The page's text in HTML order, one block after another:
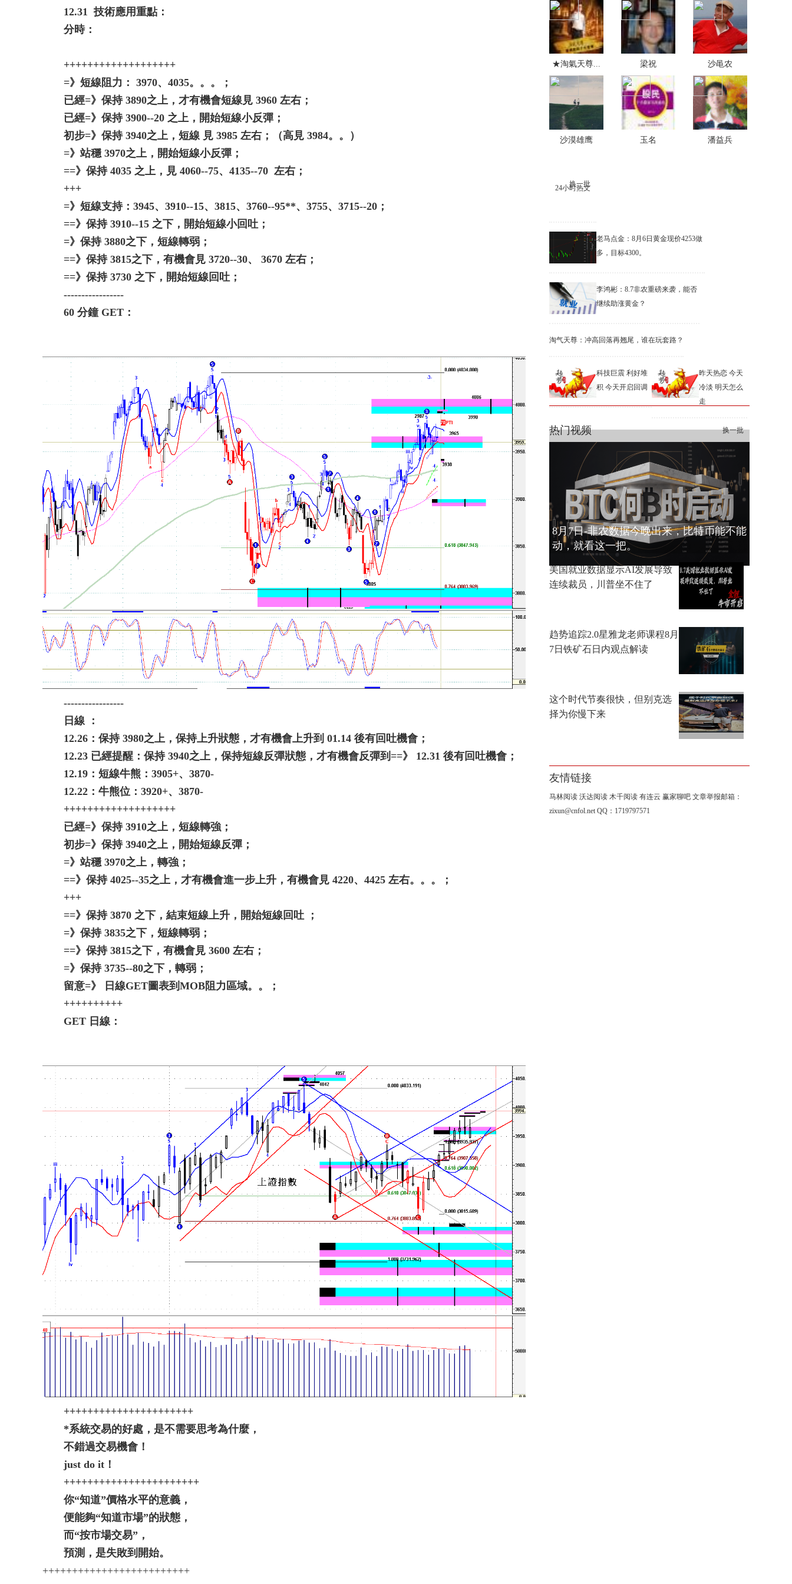
12.31 技術應用重點：
分時：
+++++++++++++++++++
=》短線阻力： 3970、4035。。。；
已經=》保持 3890之上，才有機會短線見 3960 左右；
已經=》保持 3900--20 之上，開始短線小反彈；
初步=》保持 3940之上，短線 見 3985 左右；（高見 3984。。）
=》站穩 3970之上，開始短線小反彈；
==》保持 4035 之上，見 4060--75、4135--70 左右；
+++
=》短線支持：3945、3910--15、3815、3760--95**、3755、3715--20；
==》保持 3910--15 之下，開始短線小回吐；
=》保持 3880之下，短線轉弱；
==》保持 3815之下，有機會見 3720--30、 3670 左右；
==》保持 3730 之下，開始短線回吐；
-----------------
60 分鐘 GET：
-----------------
日線 ：
12.26：保持 3980之上，保持上升狀態，才有機會上升到 01.14 後有回吐機會；
12.23 已經提醒：保持 3940之上，保持短線反彈狀態，才有機會反彈到==》 12.31 後有回吐機會；
12.19：短線牛熊：3905+、3870-
12.22：牛熊位：3920+、3870-
+++++++++++++++++++
已經=》保持 3910之上，短線轉強；
初步=》保持 3940之上，開始短線反彈；
=》站穩 3970之上，轉強；
==》保持 4025--35之上，才有機會進一步上升，有機會見 4220、4425 左右。。。；
+++
==》保持 3870 之下，結束短線上升，開始短線回吐 ；
=》保持 3835之下，短線轉弱；
==》保持 3815之下，有機會見 3600 左右；
=》保持 3735--80之下，轉弱；
留意=》 日線GET圖表到MOB阻力區域。。；
++++++++++
GET 日線：
++++++++++++++++++++++
*系統交易的好處，是不需要思考為什麼，
不錯過交易機會！
just do it！
+++++++++++++++++++++++
你“知道”價格水平的意義，
便能夠“知道市場”的狀態，
而“按市場交易”，
預測，是失敗到開始。
+++++++++++++++++++++++++
★淘氣天尊... 梁祝 沙黾农
沙漠雄鹰 玉名 潘益兵
24小时热文
换一批
老马点金：8月6日黄金现价4253做
多，目标4300。
李鸿彬：8.7非农重磅来袭，能否
继续助涨黄金？
淘气天尊：冲高回落再翘尾，谁在玩套路？
科技巨震 利好堆
积 今天开启回调
昨天热恋 今天
冷淡 明天怎么
走
热门视频 换一批
8月7日-非农数据今晚出来，比特币能不能
动，就看这一把。
美国就业数据显示AI发展导致
连续裁员，川普坐不住了
趋势追踪2.0星雅龙老师课程8月
7日铁矿石日内观点解读
这个时代节奏很快，但别克选
择为你慢下来
友情链接
马林阅读 沃达阅读 木千阅读 有连云 赢家聊吧 文章举报邮箱：
zixun@cnfol.net QQ：1719797571